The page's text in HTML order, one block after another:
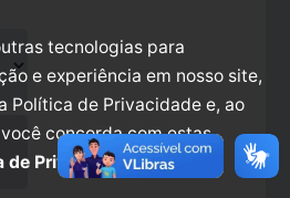
tecnologias para
e experiência em nosso site,
Política de Privacidade e, ao
concorda com estas
de Privacidade.